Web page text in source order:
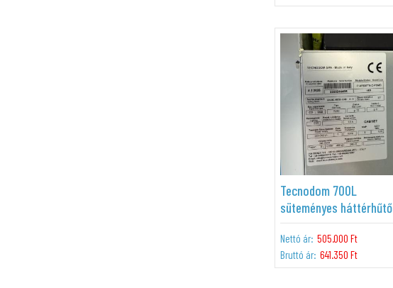
Tecnodom 700L
süteményes háttérhűtő
Nettó ár: 505.000 Ft
Bruttó ár: 641.350 Ft